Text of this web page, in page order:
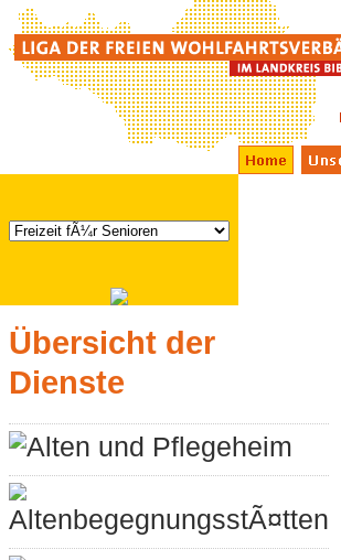
Übersicht der
Dienste
Alten und Pflegeheim
AltenbegegnungsstÃ¤tten